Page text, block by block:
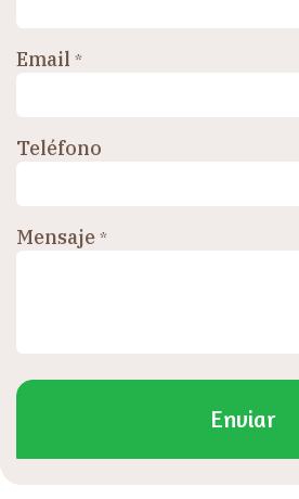
Email *
Teléfono
Mensaje *
Enviar